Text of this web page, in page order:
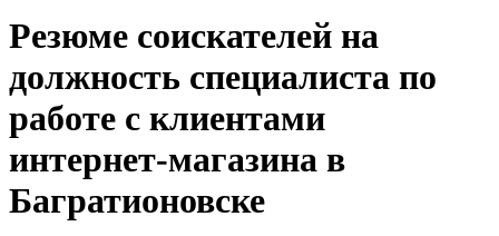
Резюме соискателей на
должность специалиста по
работе с клиентами
интернет-магазина в
Багратионовске